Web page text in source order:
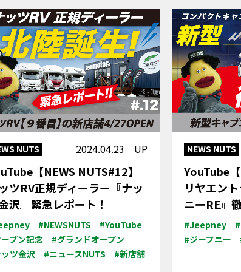
NUTS 2024.04.23 UP
【NEWS NUTS#12】
ツRV正規ディーラー『ナッ
沢』緊急レポート！
#NEWSNUTS
#YouTube
プン記念
#グランドオープン
ツ金沢
#ニュースNUTS #新店舗
NEWS NUTS
YouTube
リヤエン
ニーRE』
#Jeepney
#ジープニー